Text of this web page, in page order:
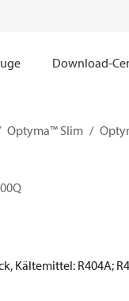
Download-
Optyma™ Slim
Kältemittel: R404A;